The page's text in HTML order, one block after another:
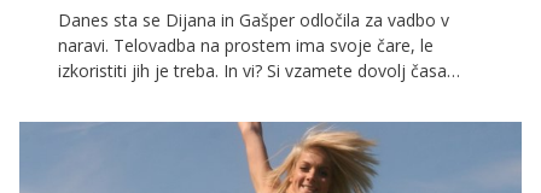
Danes sta se Dijana in Gašper odločila za vadbo v
naravi. Telovadba na prostem ima svoje čare, le
izkoristiti jih je treba. In vi? Si vzamete dovolj časa